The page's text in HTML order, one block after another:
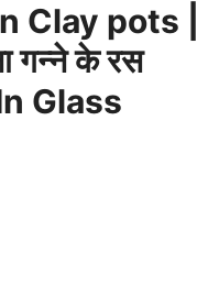
Clay pots |
गन्ने के रस
Glass